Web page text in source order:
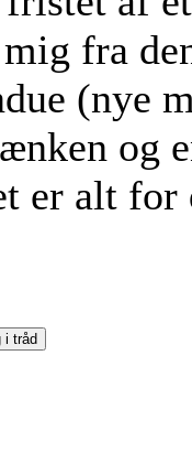
fra
(nye
og
er alt